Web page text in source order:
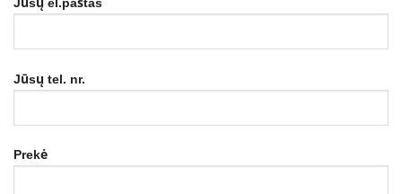
Jūsų tel. nr.
Prekė